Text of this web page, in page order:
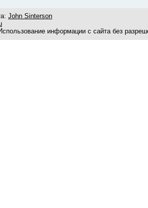
John Sinterson
информации с сайта без